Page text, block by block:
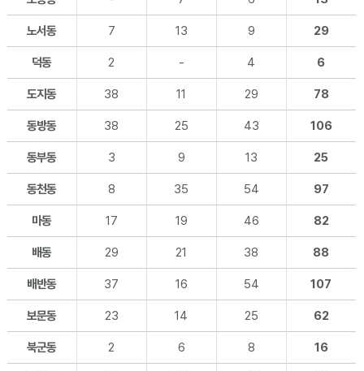
노서동 7 13 9 29
덕동 2 - 4 6
도지동 38 11 29 78
동방동 38 25 43 106
동부동 3 9 13 25
동천동 8 35 54 97
마동 17 19 46 82
배동 29 21 38 88
배반동 37 16 54 107
보문동 23 14 25 62
북군동 2 6 8 16